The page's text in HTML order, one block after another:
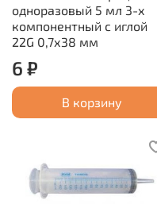
одноразовый 5 мл 3-х
компонентный с иглой
22G 0,7х38 мм
6 ₽
В корзину